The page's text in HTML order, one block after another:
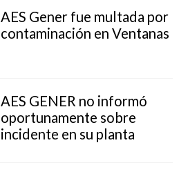
AES Gener fue multada por
contaminación en Ventanas
AES GENER no informó
oportunamente sobre
incidente en su planta